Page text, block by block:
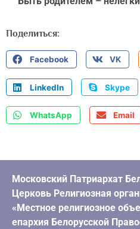
Поделиться:
Facebook VK
LinkedIn Skype
WhatsApp Email
Московский Патриархат
Церковь Религиозная
«Местное религиозное
епархия Белорусской